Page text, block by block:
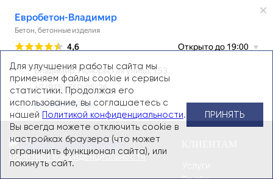
Политика конфиденциальности
Для улучшения работы сайта мы
применяем файлы cookie и сервисы
статистики. Продолжая его
использование, вы соглашаетесь с
нашей Политикой конфиденциальности.
Вы всегда можете отключить cookie в
настройках браузера (что может
ограничить функционал сайта), или
покинуть сайт.
ПРИНЯТЬ